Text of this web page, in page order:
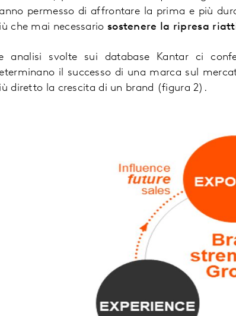
permesso di affrontare la prima e più
che mai necessario sostenere la ripresa
analisi svolte sui database Kantar ci
il successo di una marca sul
diretto la crescita di un brand (figura 2).